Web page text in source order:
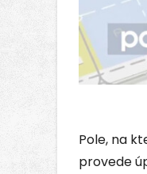
Pole, na
provede